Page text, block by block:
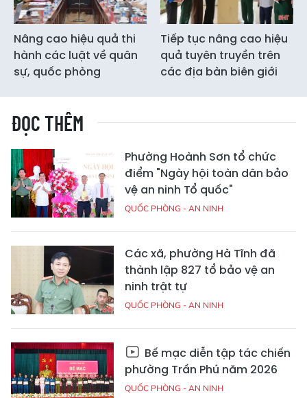
Nâng cao hiệu quả thi
hành các luật về quân
sự, quốc phòng
Tiếp tục nâng cao hiệu
quả tuyên truyền trên
các địa bàn biên giới
ĐỌC THÊM
Phường Hoành Sơn tổ chức
điểm "Ngày hội toàn dân bảo
vệ an ninh Tổ quốc"
QUỐC PHÒNG - AN NINH
Các xã, phường Hà Tĩnh đã
thành lập 827 tổ bảo vệ an
ninh trật tự
QUỐC PHÒNG - AN NINH
Bế mạc diễn tập tác chiến
phường Trần Phú năm 2026
QUỐC PHÒNG - AN NINH